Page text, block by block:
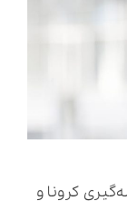
کرونا و